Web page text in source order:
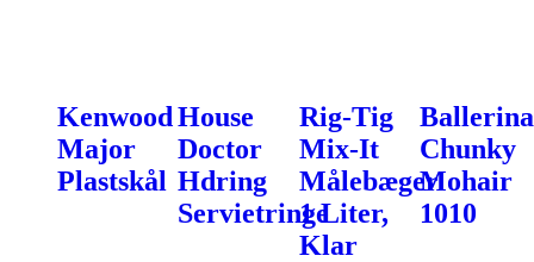
Kenwood
Major
Plastskål
House
Doctor
Hdring
Servietringe
Rig-Tig
Mix-It
Målebæger
1 Liter,
Klar
Ballerina
Chunky
Mohair
1010